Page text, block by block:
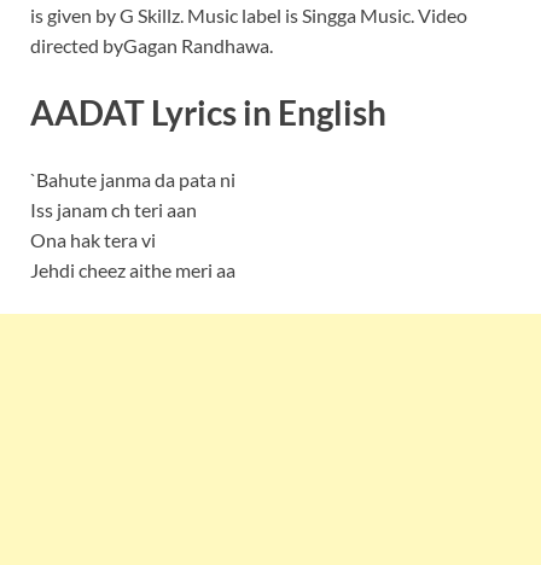
is given by G Skillz. Music label is Singga Music. Video
directed byGagan Randhawa.
AADAT Lyrics in English
`Bahute janma da pata ni
Iss janam ch teri aan
Ona hak tera vi
Jehdi cheez aithe meri aa